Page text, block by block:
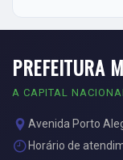
PREFEITURA
A CAPITAL
Avenida Porto
Horário de